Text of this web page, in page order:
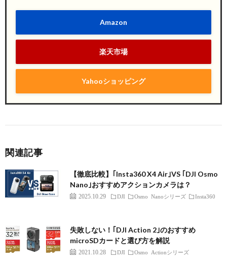
Amazon
楽天市場
Yahooショッピング
関連記事
【徹底比較】｢Insta360 X4 Air｣VS ｢DJI Osmo
Nano｣おすすめアクションカメラは？
2025.10.29 DJI Osmo Nanoシリーズ Insta360
失敗しない！｢DJI Action 2｣のおすすめ
microSDカードと選び方を解説
2021.10.28 DJI Osmo Actionシリーズ